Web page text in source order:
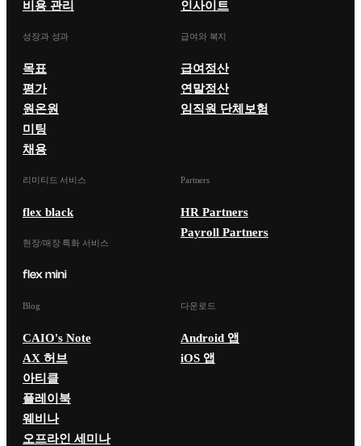
비용 관리
인사이트
성장과 성과
목표
평가
원온원
미팅
채용
급여와 복지
급여정산
연말정산
임직원 단체보험
리미티드 서비스
flex black
현장/매장 특화 서비스
Partners
HR Partners
Payroll Partners
Blog
CAIO's Note
AX 허브
아티클
플레이북
웨비나
오프라인 세미나
다운로드
Android 앱
iOS 앱